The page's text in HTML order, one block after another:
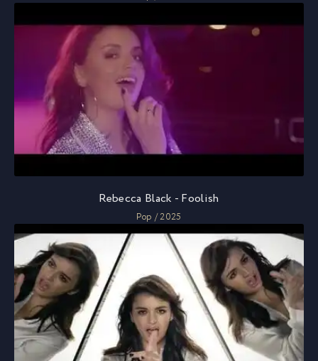
Rebecca Black - Foolish
Pop / 2025